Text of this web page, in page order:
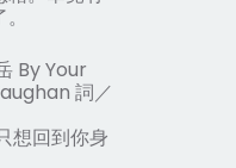
By Your
詞／
想回到你身